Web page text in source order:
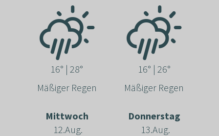
16° | 28°
Mäßiger Regen
16° | 26°
Mäßiger Regen
Mittwoch
12.Aug.
Donnerstag
13.Aug.